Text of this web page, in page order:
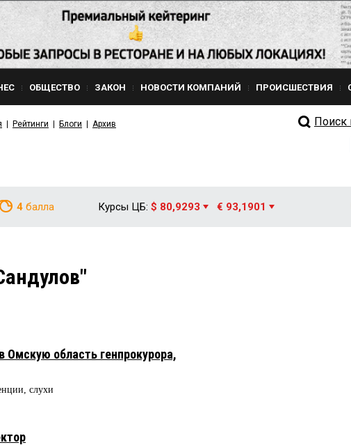
ОБЩЕСТВО ЗАКОН НОВОСТИ КОМПАНИЙ ПРОИСШЕСТВИЯ
Рейтинги Блоги Архив Поиск
4 балла Курсы ЦБ: $ 80,9293 € 93,1901
Омскую область генпрокурора,
слухи